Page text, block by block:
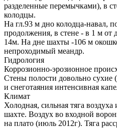
разделенные перемычками), в
колодцы.
На гл.93 м дно колодца-навал,
продолжения, в стене - в 1 м от
14м. На дне шахты -106 м
непроходимый меандр.
Гидрология
Коррозионно-эрозионное
Стены полости довольно
и снеготаяния интенсивная
Климат
Холодная, сильная тяга
шахте. Воздух во входной
на плато (июль 2012г). Тяга